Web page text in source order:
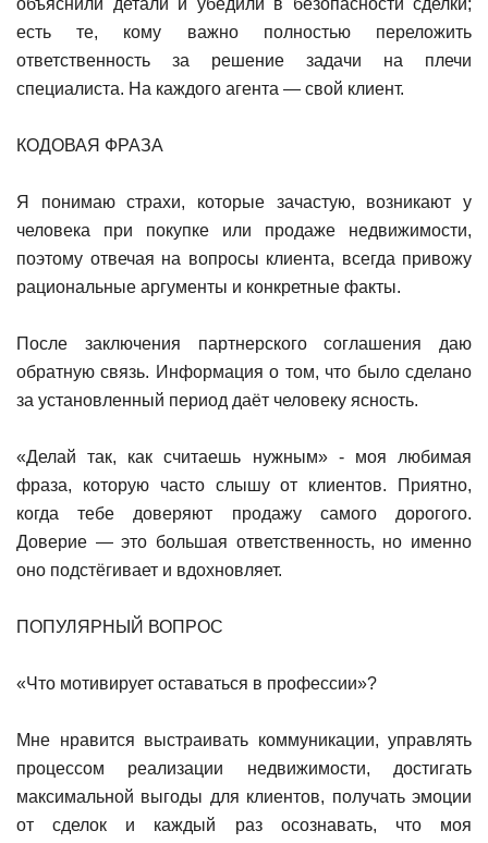
объяснили детали и убедили в безопасности сделки;
есть те, кому важно полностью переложить
ответственность за решение задачи на плечи
специалиста. На каждого агента — свой клиент.
КОДОВАЯ ФРАЗА
Я понимаю страхи, которые зачастую, возникают у
человека при покупке или продаже недвижимости,
поэтому отвечая на вопросы клиента, всегда привожу
рациональные аргументы и конкретные факты.
После заключения партнерского соглашения даю
обратную связь. Информация о том, что было сделано
за установленный период даёт человеку ясность.
«Делай так, как считаешь нужным» - моя любимая
фраза, которую часто слышу от клиентов. Приятно,
когда тебе доверяют продажу самого дорогого.
Доверие — это большая ответственность, но именно
оно подстёгивает и вдохновляет.
ПОПУЛЯРНЫЙ ВОПРОС
«Что мотивирует оставаться в профессии»?
Мне нравится выстраивать коммуникации, управлять
процессом реализации недвижимости, достигать
максимальной выгоды для клиентов, получать эмоции
от сделок и каждый раз осознавать, что моя